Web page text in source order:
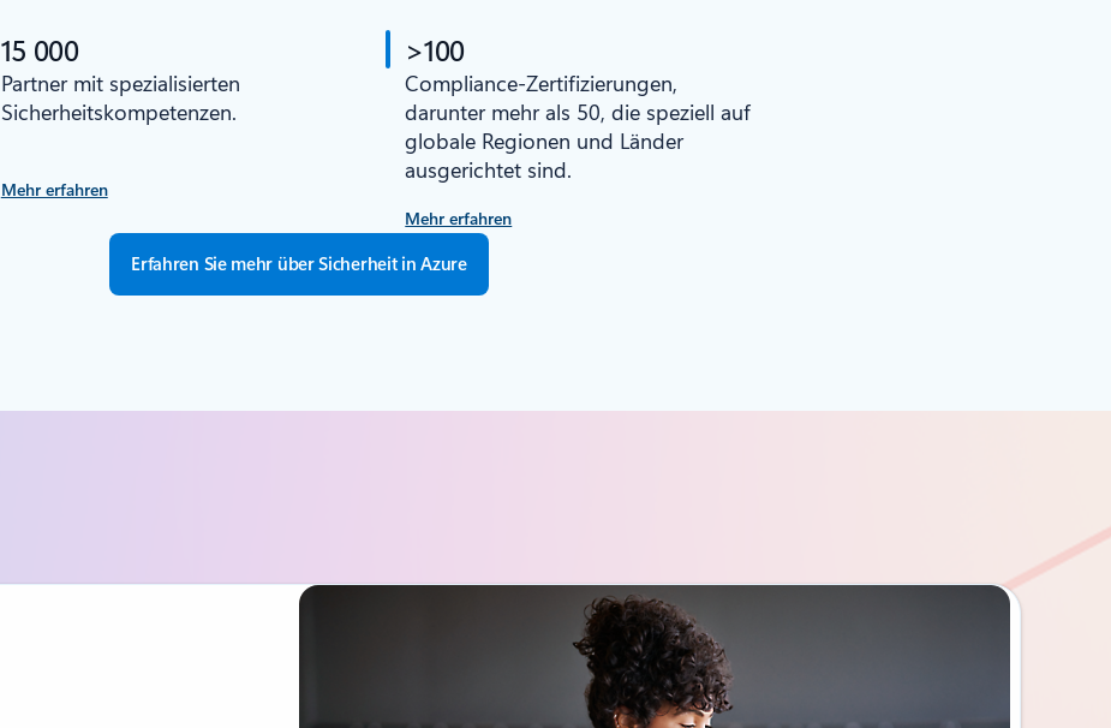
15 000
Partner mit spezialisierten
Sicherheitskompetenzen.
Mehr erfahren
>100
Compliance-Zertifizierungen,
darunter mehr als 50, die speziell auf
globale Regionen und Länder
ausgerichtet sind.
Mehr erfahren
Erfahren Sie mehr über Sicherheit in Azure